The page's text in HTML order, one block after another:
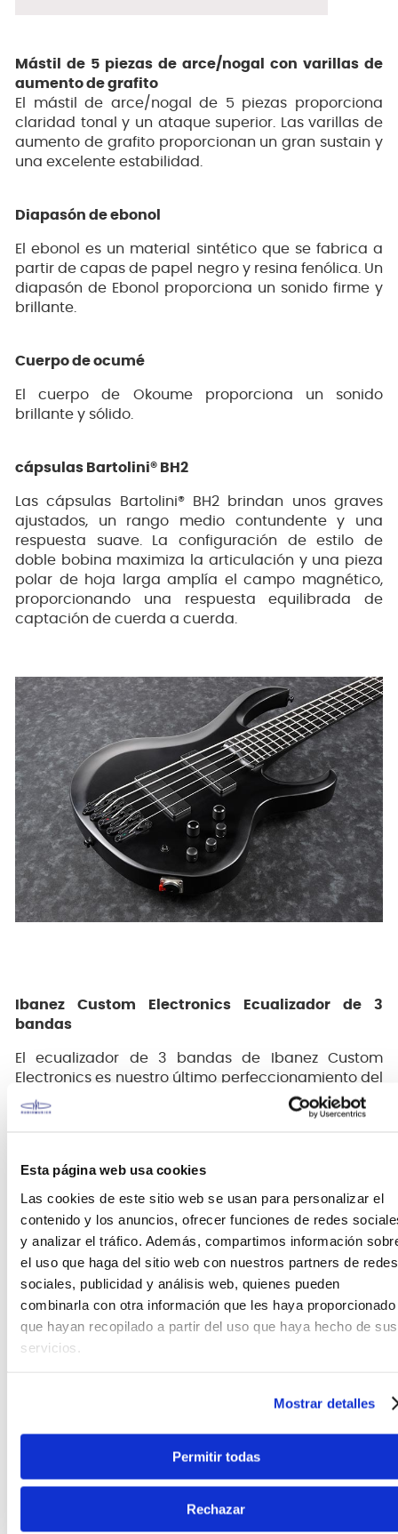
Esta página web usa cookies
Las cookies de este sitio web se usan para personalizar el
contenido y los anuncios, ofrecer funciones de redes
y analizar el tráfico. Además, compartimos información
el uso que haga del sitio web con nuestros partners de redes
sociales, publicidad y análisis web, quienes pueden
combinarla con otra información que les haya proporcionado
que hayan recopilado a partir del uso que haya hecho de sus
servicios.
Mostrar detalles
Permitir todas
Rechazar
Mástil de 5 piezas de arce/nogal con varillas de
aumento de grafito
El mástil de arce/nogal de 5 piezas proporciona
claridad tonal y un ataque superior. Las varillas de
aumento de grafito proporcionan un gran sustain y
una excelente estabilidad.
Diapasón de ebonol
El ebonol es un material sintético que se fabrica a
partir de capas de papel negro y resina fenólica. Un
diapasón de Ebonol proporciona un sonido firme y
brillante.
Cuerpo de ocumé
El cuerpo de Okoume proporciona un sonido
brillante y sólido.
cápsulas Bartolini® BH2
Las cápsulas Bartolini® BH2 brindan unos graves
ajustados, un rango medio contundente y una
respuesta suave. La configuración de estilo de
doble bobina maximiza la articulación y una pieza
polar de hoja larga amplía el campo magnético,
proporcionando una respuesta equilibrada de
captación de cuerda a cuerda.
Ibanez Custom Electronics Ecualizador de 3
bandas
El ecualizador de 3 bandas de Ibanez Custom
Electronics es nuestro último perfeccionamiento del
concepto de control de ecualizador simple, directo
y sensato. El impulso y el corte para el control de
un rango preestablecido de los tonos graves más
favorables.
Puente MR5
El Mono-Rail V es el puente definitivo para el
aislamiento de cuerdas de bajo. Cada puente está
bloqueado de forma independiente y segura al
cuerpo para una máxima transferencia de
El interruptor de frecuencia media de 3 vías permite
y 700 Hz.